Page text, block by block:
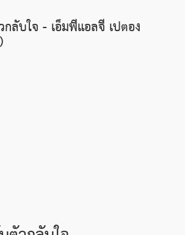
ลับใจ - เอ็มพีแอลจี เปตอง